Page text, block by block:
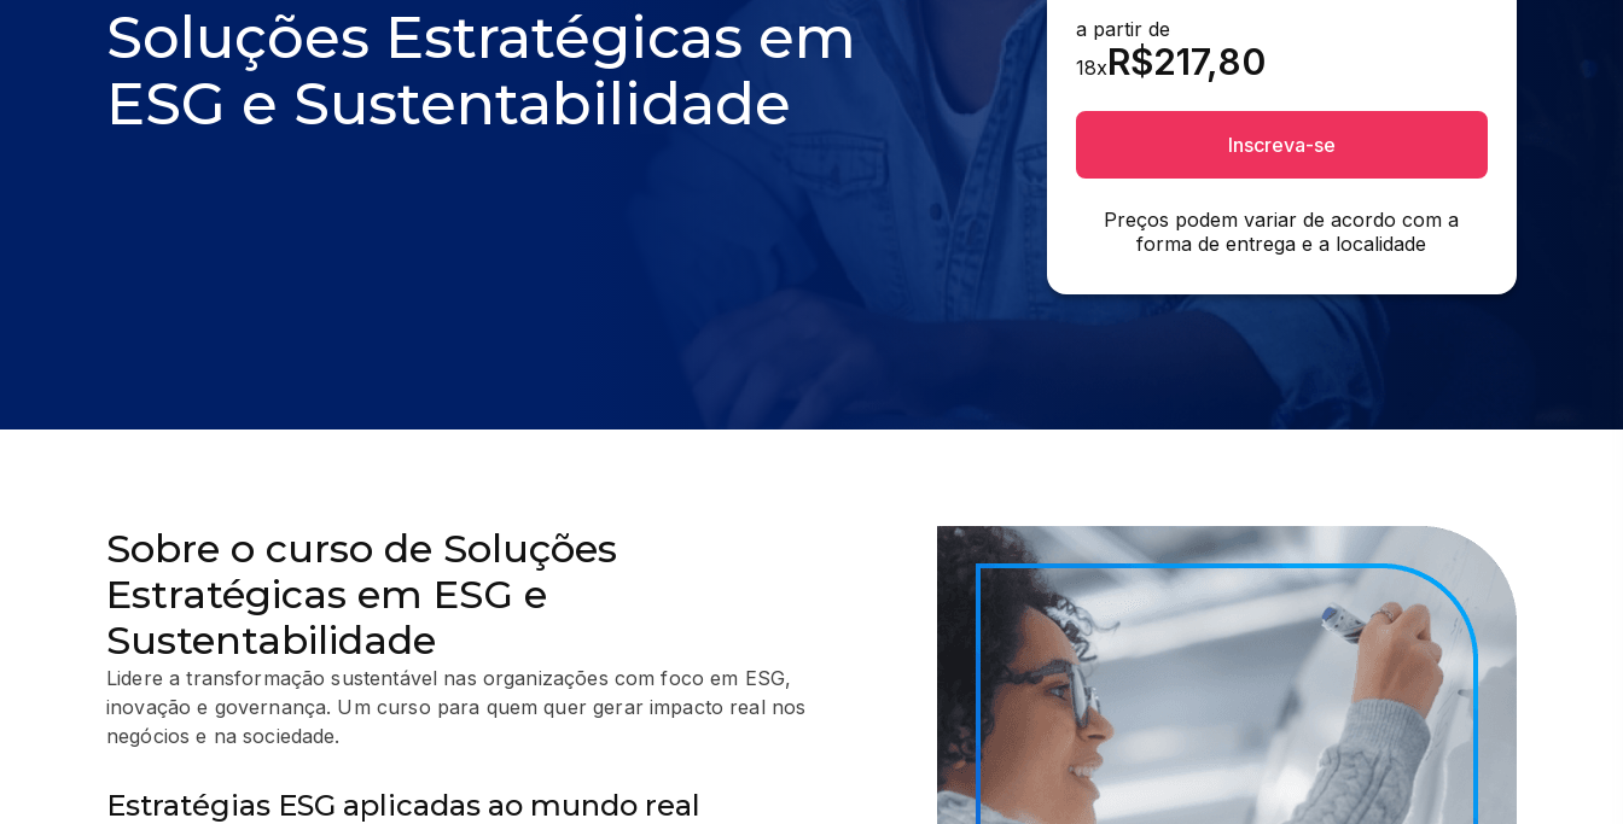
Soluções Estratégicas em
ESG e Sustentabilidade
a partir de
18xR$217,80
Inscreva-se
Preços podem variar de acordo com a
forma de entrega e a localidade
Sobre o curso de Soluções
Estratégicas em ESG e
Sustentabilidade
Lidere a transformação sustentável nas organizações com foco em ESG,
inovação e governança. Um curso para quem quer gerar impacto real nos
negócios e na sociedade.
Estratégias ESG aplicadas ao mundo real